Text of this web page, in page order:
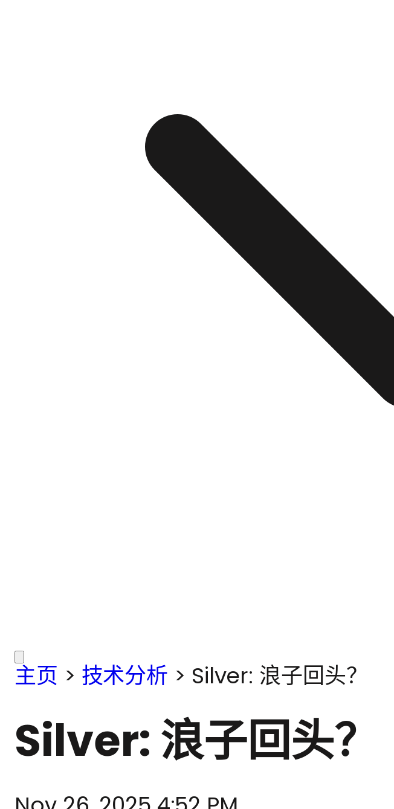
主页 > 技术分析 > Silver: 浪子回头？
Silver: 浪子回头？